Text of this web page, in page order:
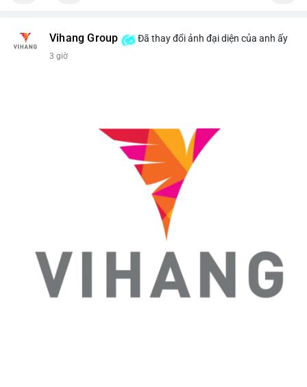
Vihang Group Đã thay đổi ảnh đại diện của anh ấy
3 giờ